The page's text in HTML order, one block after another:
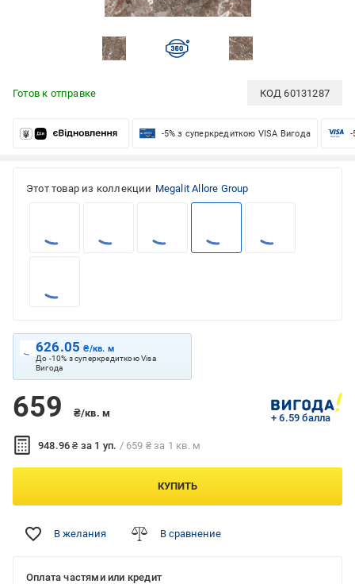
Готов к отправке КОД60131287
-5% з суперкредиткою VISA Вигода -
Этот товар из коллекции Megalit Allore Group
626.05₴/кв. м
До -10% з суперкредиткою Visa
Вигода
659 ₴/кв. м + 6.59 балла
948.96 ₴ за 1 уп. / 659 ₴ за 1 кв. м
КУПИТЬ
В желания В сравнение
Оплата частями или кредит